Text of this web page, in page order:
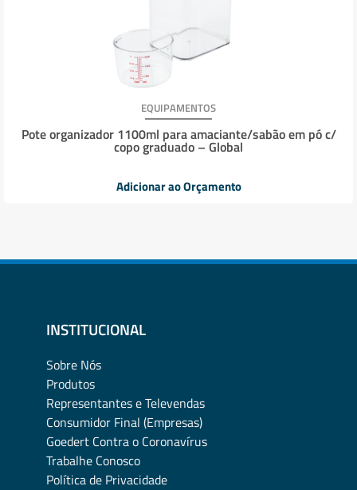
EQUIPAMENTOS
Pote organizador 1100ml para amaciante/sabão em pó c/
copo graduado – Global
Adicionar ao Orçamento
INSTITUCIONAL
Sobre Nós
Produtos
Representantes e Televendas
Consumidor Final (Empresas)
Goedert Contra o Coronavírus
Trabalhe Conosco
Política de Privacidade